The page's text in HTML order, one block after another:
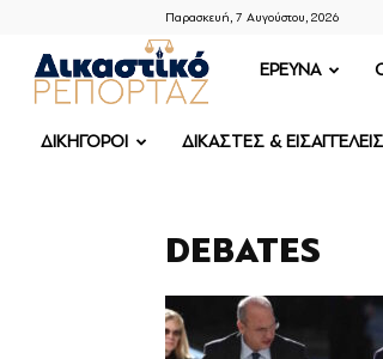
Παρασκευή, 7 Αυγούστου, 2026
ΔΙΚΑΣΤΙΚΟ
ΡΕΠΟΡΤΑΖ
ΕΡΕΥΝΑ
ΔΙΚΗΓΟΡΟΙ ΔΙΚΑΣΤΕΣ & ΕΙΣΑΓΓΕΛΕΙΣ
DEBATES